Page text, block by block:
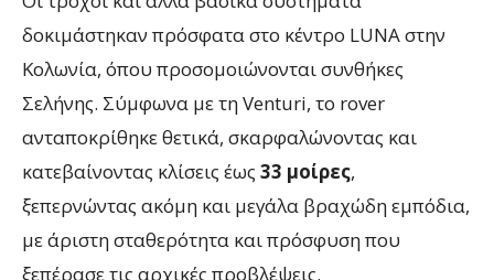
δοκιμάστηκαν πρόσφατα στο κέντρο LUNA στην
Κολωνία, όπου προσομοιώνονται συνθήκες
Σελήνης. Σύμφωνα με τη Venturi, το rover
ανταποκρίθηκε θετικά, σκαρφαλώνοντας και
κατεβαίνοντας κλίσεις έως 33 μοίρες,
ξεπερνώντας ακόμη και μεγάλα βραχώδη εμπόδια,
με άριστη σταθερότητα και πρόσφυση που
ξεπέρασε τις αρχικές προβλέψεις.